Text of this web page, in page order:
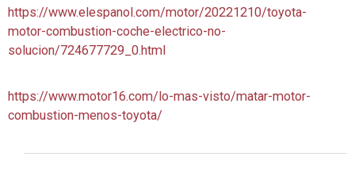
https://www.elespanol.com/motor/20221210/toyota-
motor-combustion-coche-electrico-no-
solucion/724677729_0.html
https://www.motor16.com/lo-mas-visto/matar-motor-
combustion-menos-toyota/